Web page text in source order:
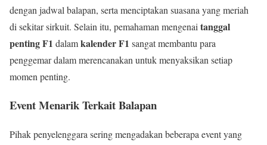
dengan jadwal balapan, serta menciptakan suasana yang meriah
di sekitar sirkuit. Selain itu, pemahaman mengenai tanggal
penting F1 dalamkalender F1 sangat membantu para
penggemar dalam merencanakan untuk menyaksikan setiap
momen penting.
Event Menarik Terkait Balapan
Pihak penyelenggara sering mengadakan beberapa event yang